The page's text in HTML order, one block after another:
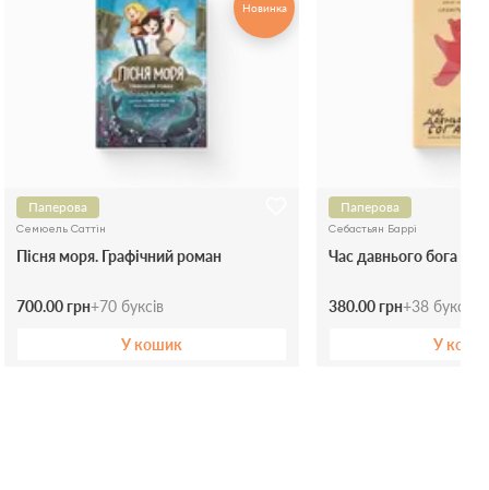
Новинка
Паперова
Семюель Саттін
Пісня моря. Графічний роман
700.00 грн+70 буксів
У кошик
Паперова
Себастьян Баррі
Час давнього бога
380.00 грн+38 буксів
У